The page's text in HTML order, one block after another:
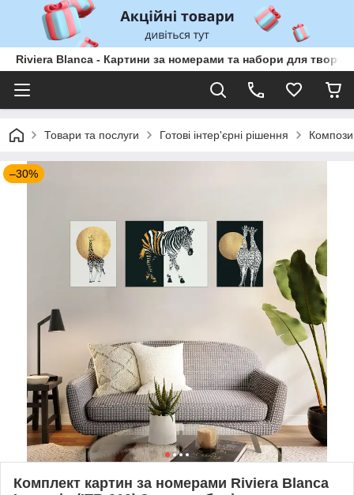
Riviera Blanca - Картини за номерами та набори для
Товари та послуги Готові інтер'єрні рішення
–30%
Комплект картин за номерами Riviera Blanca